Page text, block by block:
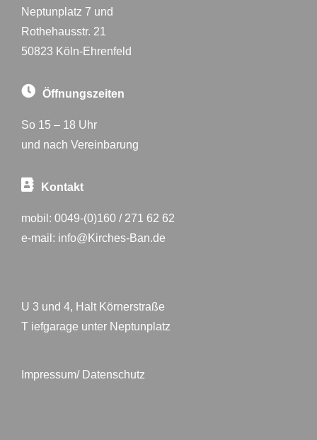
Neptunplatz 7 und
Rothehausstr. 21
50823 Köln-Ehrenfeld
Öffnungszeiten
So 15 – 18 Uhr
und nach Vereinbarung
Kontakt
mobil: 0049-(0)160 / 271 62 62
e-mail: info@Kirches-Ban.de
U 3 und 4, Halt Körnerstraße
T iefgarage unter Neptunplatz
Impressum/ Datenschutz